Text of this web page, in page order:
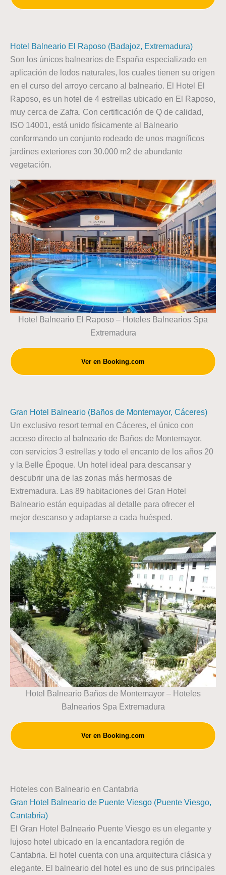
Hotel Balneario El Raposo (Badajoz, Extremadura)
Son los únicos balnearios de España especializado en
aplicación de lodos naturales, los cuales tienen su origen
en el curso del arroyo cercano al balneario. El Hotel El
Raposo, es un hotel de 4 estrellas ubicado en El Raposo,
muy cerca de Zafra. Con certificación de Q de calidad,
ISO 14001, está unido físicamente al Balneario
conformando un conjunto rodeado de unos magníficos
jardines exteriores con 30.000 m2 de abundante
vegetación.
Hotel Balneario El Raposo – Hoteles Balnearios Spa
Extremadura
Ver en Booking.com
Gran Hotel Balneario (Baños de Montemayor, Cáceres)
Un exclusivo resort termal en Cáceres, el único con
acceso directo al balneario de Baños de Montemayor,
con servicios 3 estrellas y todo el encanto de los años 20
y la Belle Époque. Un hotel ideal para descansar y
descubrir una de las zonas más hermosas de
Extremadura. Las 89 habitaciones del Gran Hotel
Balneario están equipadas al detalle para ofrecer el
mejor descanso y adaptarse a cada huésped.
Hotel Balneario Baños de Montemayor – Hoteles
Balnearios Spa Extremadura
Ver en Booking.com
Hoteles con Balneario en Cantabria
Gran Hotel Balneario de Puente Viesgo (Puente Viesgo,
Cantabria)
El Gran Hotel Balneario Puente Viesgo es un elegante y
lujoso hotel ubicado en la encantadora región de
Cantabria. El hotel cuenta con una arquitectura clásica y
elegante. El balneario del hotel es uno de sus principales